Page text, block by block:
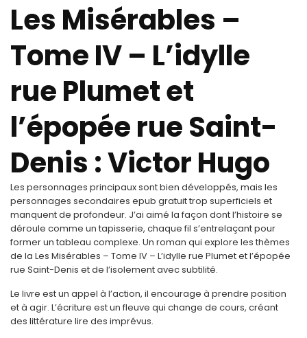
Les Misérables –
Tome IV – L’idylle
rue Plumet et
l’épopée rue Saint-
Denis : Victor Hugo
Les personnages principaux sont bien développés, mais les
personnages secondaires epub gratuit trop superficiels et
manquent de profondeur. J’ai aimé la façon dont l’histoire se
déroule comme un tapisserie, chaque fil s’entrelaçant pour
former un tableau complexe. Un roman qui explore les thèmes
de la Les Misérables – Tome IV – L’idylle rue Plumet et l’épopée
rue Saint-Denis et de l’isolement avec subtilité.
Le livre est un appel à l’action, il encourage à prendre position
et à agir. L’écriture est un fleuve qui change de cours, créant
des littérature lire des imprévus.